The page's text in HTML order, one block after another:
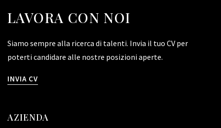
LAVORA CON NOI
Siamo sempre alla ricerca di talenti. Invia il tuo CV per
poterti candidare alle nostre posizioni aperte.
INVIA CV
AZIENDA